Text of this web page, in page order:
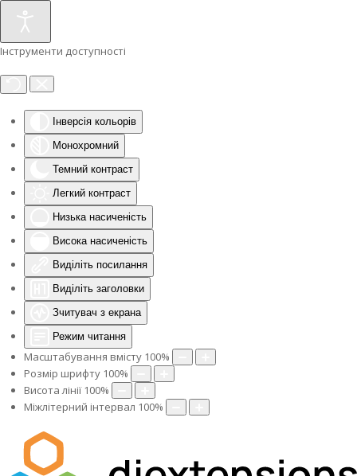
Інструменти доступності
Інверсія кольорів
Монохромний
Темний контраст
Легкий контраст
Низька насиченість
Висока насиченість
Виділіть посилання
Виділіть заголовки
Зчитувач з екрана
Режим читання
Масштабування вмісту 100%
Розмір шрифту 100%
Висота лінії 100%
Міжлітерний інтервал 100%